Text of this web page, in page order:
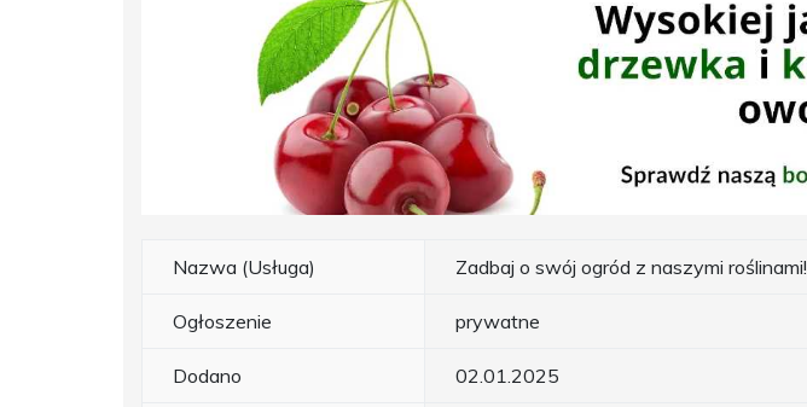
Nazwa (Usługa) Zadbaj o swój ogród z naszymi roślinami!
Ogłoszenie prywatne
Dodano 02.01.2025